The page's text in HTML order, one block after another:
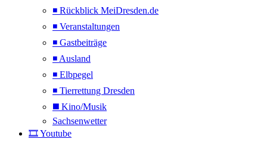
◾ Rückblick MeiDresden.de
◾ Veranstaltungen
◾ Gastbeiträge
◾ Ausland
◾ Elbpegel
◾ Tierrettung Dresden
◼️ Kino/Musik
Sachsenwetter
🎞️ Youtube